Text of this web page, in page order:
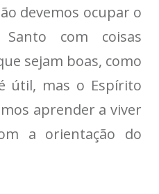
devemos ocupar o
com coisas
sejam boas, como
útil, mas o Espírito
aprender a viver
a orientação do